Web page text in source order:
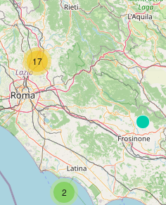
2
17